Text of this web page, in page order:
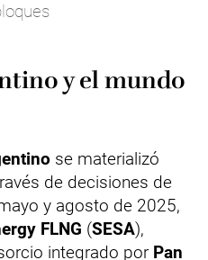
y el mundo
se materializó
de decisiones de
y agosto de 2025,
FLNG (SESA),
integrado por Pan